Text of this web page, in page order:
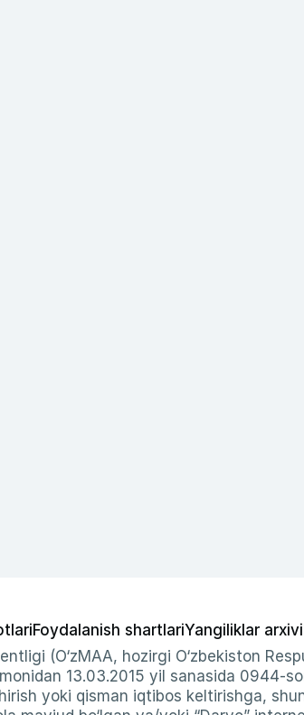
Foydalanish shartlariYangiliklar arxivi
(O‘zMAA, hozirgi O‘zbekiston
13.03.2015 yil sanasida 0944-
yoki qisman iqtibos keltirishga,